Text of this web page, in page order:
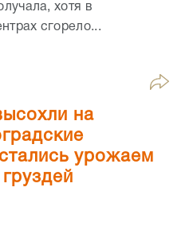
хотя в
сгорело...
на
урожаем